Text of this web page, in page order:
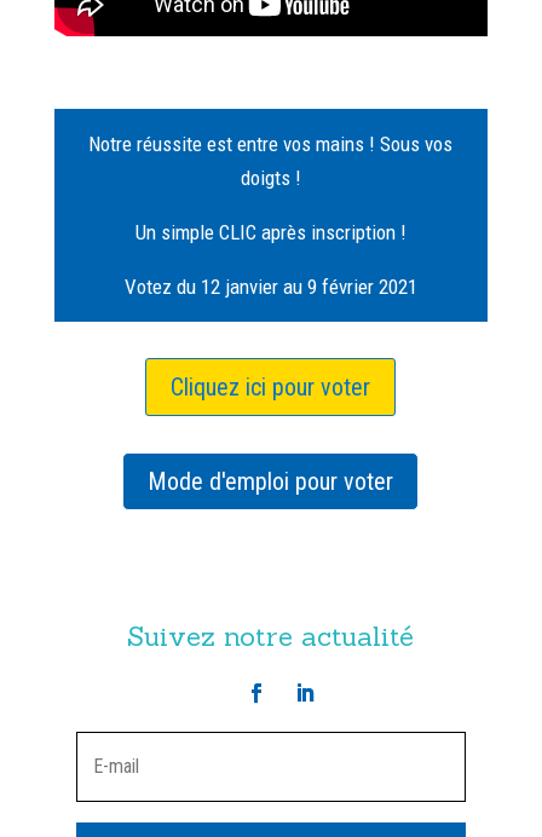
Notre réussite est entre vos mains ! Sous vos
doigts !
Un simple CLIC après inscription !
Votez du 12 janvier au 9 février 2021
Cliquez ici pour voter
Mode d'emploi pour voter
Suivez notre actualité